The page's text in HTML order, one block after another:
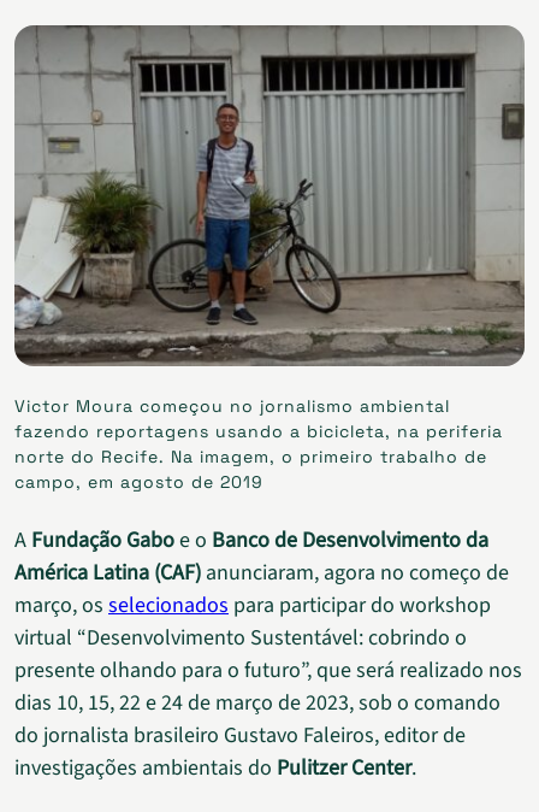
Victor Moura começou no jornalismo ambiental
fazendo reportagens usando a bicicleta, na periferia
norte do Recife. Na imagem, o primeiro trabalho de
campo, em agosto de 2019
A Fundação Gaboe o Banco de Desenvolvimento da
América Latina (CAF) anunciaram, agora no começo de
março, os selecionados para participar do workshop
virtual “Desenvolvimento Sustentável: cobrindo o
presente olhando para o futuro”, que será realizado nos
dias 10, 15, 22 e 24 de março de 2023, sob o comando
do jornalista brasileiro Gustavo Faleiros, editor de
investigações ambientais do Pulitzer Center.